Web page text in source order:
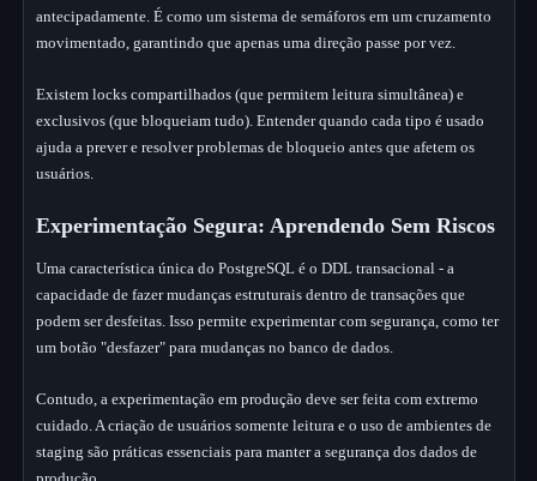
antecipadamente. É como um sistema de semáforos em um cruzamento
movimentado, garantindo que apenas uma direção passe por vez.
Existem locks compartilhados (que permitem leitura simultânea) e
exclusivos (que bloqueiam tudo). Entender quando cada tipo é usado
ajuda a prever e resolver problemas de bloqueio antes que afetem os
usuários.
Experimentação Segura: Aprendendo Sem Riscos
Uma característica única do PostgreSQL é o DDL transacional - a
capacidade de fazer mudanças estruturais dentro de transações que
podem ser desfeitas. Isso permite experimentar com segurança, como ter
um botão "desfazer" para mudanças no banco de dados.
Contudo, a experimentação em produção deve ser feita com extremo
cuidado. A criação de usuários somente leitura e o uso de ambientes de
staging são práticas essenciais para manter a segurança dos dados de